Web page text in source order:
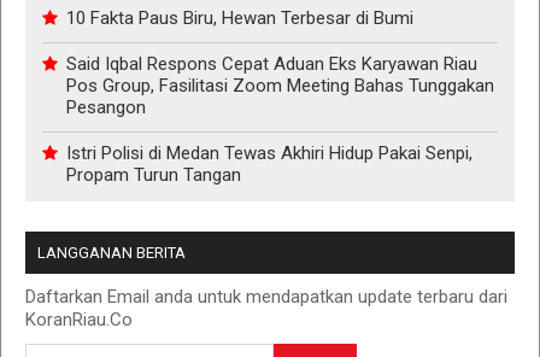
10 Fakta Paus Biru, Hewan Terbesar di Bumi
Said Iqbal Respons Cepat Aduan Eks Karyawan Riau
Pos Group, Fasilitasi Zoom Meeting Bahas Tunggakan
Pesangon
Istri Polisi di Medan Tewas Akhiri Hidup Pakai Senpi,
Propam Turun Tangan
LANGGANAN BERITA
Daftarkan Email anda untuk mendapatkan update terbaru dari
KoranRiau.Co